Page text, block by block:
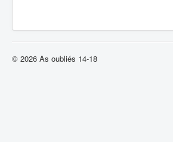
© 2026 As oubliés 14-18